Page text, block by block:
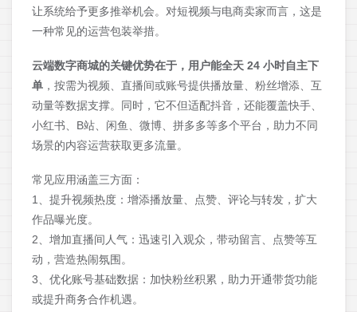
让系统给予更多推举机会。对短视频与电商卖家而言，这是
一种常见的运营包装举措。
云端数字商城的关键优势在于，用户能全天 24 小时自主下
单 ，按需为视频、直播间或账号提供播放量、粉丝增添、互
动量等数据支撑。同时，它不但适配抖音，还能覆盖快手、
小红书、B站、闲鱼、微博、拼多多等多个平台，助力不同
场景的内容运营获取更多流量。
常见应用涵盖三方面：
1、提升视频热度：增添播放量、点赞、评论与转发，扩大
作品曝光度。
2、增加直播间人气：迅速引入观众，带动留言、点赞等互
动，营造热闹氛围。
3、优化账号基础数据：加快粉丝积累，助力开通带货功能
或提升商务合作机遇。